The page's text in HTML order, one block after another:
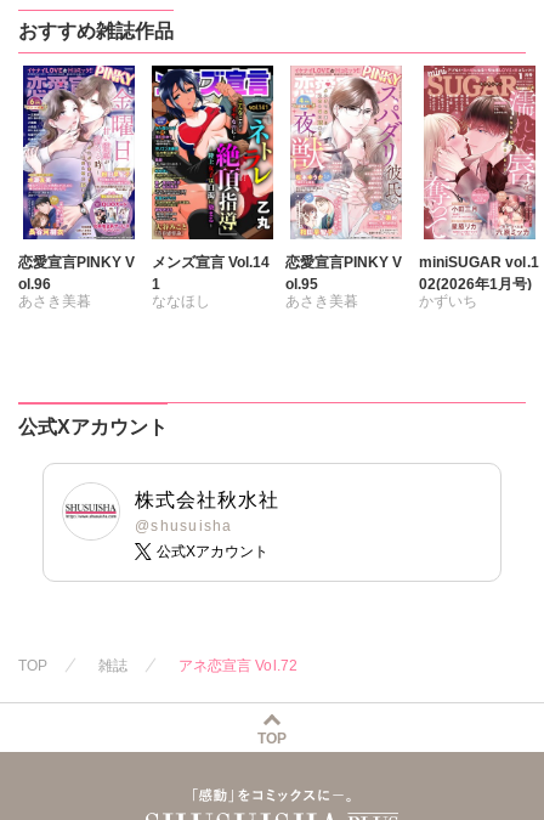
中村晴子
藤井三和子
美里繚子 鳳青良
愛かほる
中村晴子
藤井三和子
美里繚子 鳳青良
愛かほる
藤井三和子
美里繚子
愛かほる
藤井三和子
美里繚子
愛かほる
おすすめ雑誌作品
恋愛宣言PINKY V
ol.96
あさき美暮
小鳥晶
松本ゆうか
水瀬友美
相田早智子
長谷河樹衣
春時雨よわ
メンズ宣言 Vol.14
1
ななほし
岬ゆきひろ
葉月かずお
みた森たつや
大谷みこと
浅ひるゆう
恋愛宣言PINKY V
ol.95
あさき美暮
小鳥晶
知葉サナガ
春時雨よわ
miniSUGAR vol.1
02(2026年1月号)
かずいち
小田三月
さくら蒼
公式Xアカウント
株式会社秋水社
@shusuisha
公式Xアカウント
TOP 雑誌 アネ恋宣言 Vol.72
TOP